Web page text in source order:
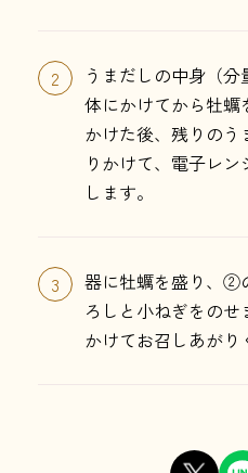
2
うまだしの中身（
体にかけてから牡蠣
かけた後、残りの
りかけて、電子レ
します。
3
器に牡蠣を盛り、②
ろしと小ねぎをの
かけてお召しあがり